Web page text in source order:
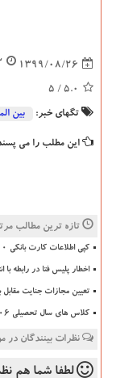
1399/08/26
5.0
/ 5
تگهای خبر: بین
این مطلب را می
تازه ترین مطالب
کپی اطلاعات کارت بانکی ۱۲۰۰ تهرانی در پوشش فروشنده میوه
اخطار پلیس فتا در رابطه
تعیین مجازات جنایت
کلاس های سال تحصیلی ۱۴۰۶ بصورت حضوری خواهد بود
نظرات بینندگان در
لطفا شما هم